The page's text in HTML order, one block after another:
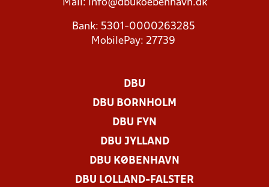
Mail: info@dbukoebenhavn.dk
Bank: 5301-0000263285
MobilePay: 27739
DBU
DBU BORNHOLM
DBU FYN
DBU JYLLAND
DBU KØBENHAVN
DBU LOLLAND-FALSTER